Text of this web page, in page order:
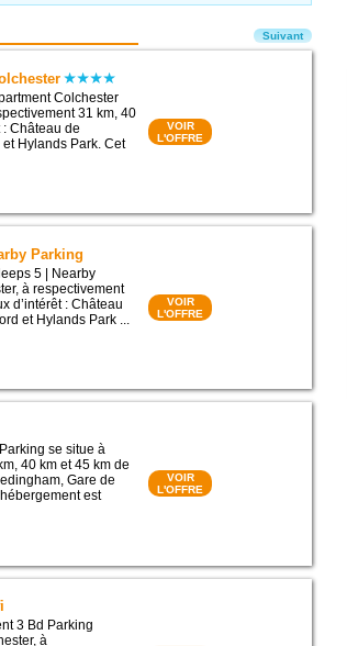
Colchester
31 km, 40
: Château de
Hylands Park. Cet
VOIR
L'OFFRE
Parking
5 | Nearby
à respectivement
d’intérêt : Château
et Hylands Park ...
VOIR
L'OFFRE
se situe à
40 km et 45 km de
Gare de
est
VOIR
L'OFFRE
3 Bd Parking
à
Suivant